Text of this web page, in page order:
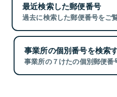
最近検索した郵便番号
過去に検索した郵便番号をご
事業所の個別番号を検索
事業所の７けたの個別郵便番